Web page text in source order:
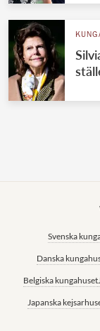
Svenska
Danska
Belgiska kungahuset
Japanska